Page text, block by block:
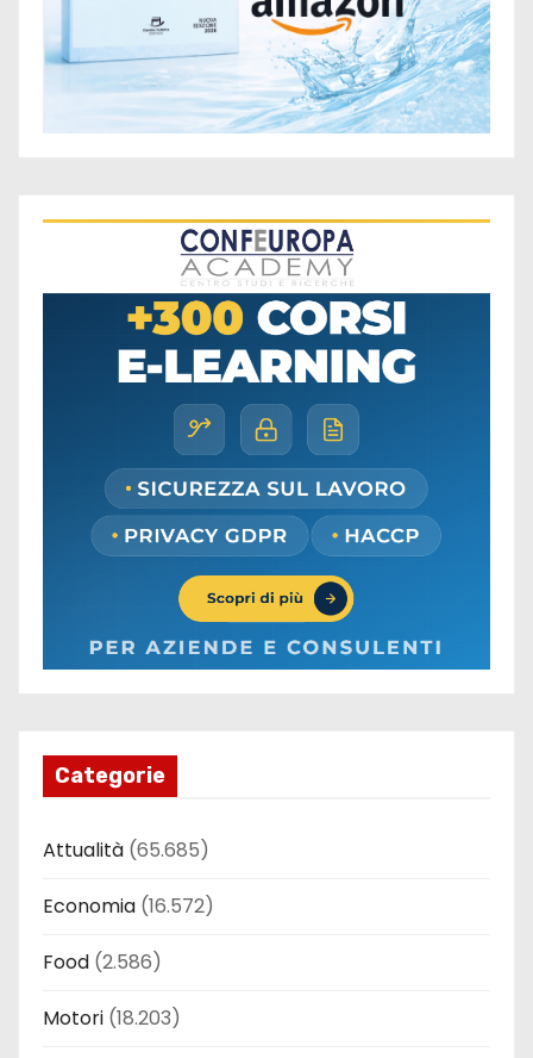
Categorie
Attualità (65.685)
Economia (16.572)
Food (2.586)
Motori (18.203)